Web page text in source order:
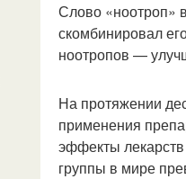
Слово «ноотроп»
скомбинировал
ноотропов —
На протяжении
применения
эффекты
группы в мире